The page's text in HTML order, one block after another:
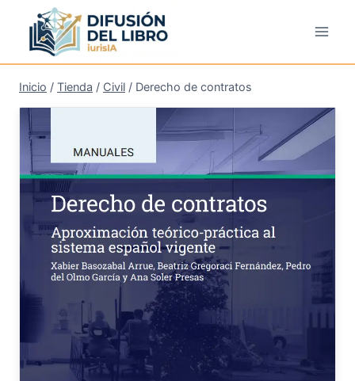
contenido
Inicio / Tienda / Civil / Derecho de contratos